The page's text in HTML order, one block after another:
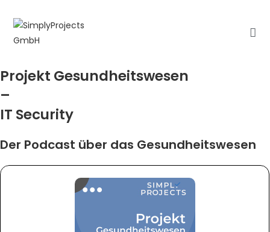
Inhalt
springen
Projekt Gesundheitswesen
–
IT Security
Der Podcast über das Gesundheitswesen